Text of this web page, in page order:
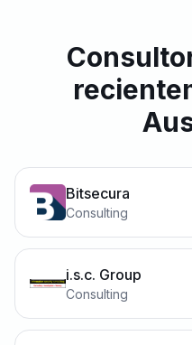
Bitsecura
Consulting
i.s.c. Group
Consulting